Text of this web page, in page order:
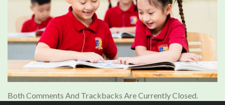
Both Comments And Trackbacks Are Currently Closed.